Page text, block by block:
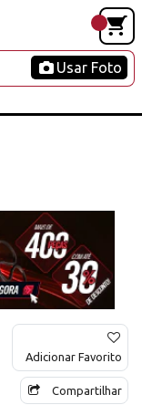
Usar Foto
Adicionar Favorito
Compartilhar